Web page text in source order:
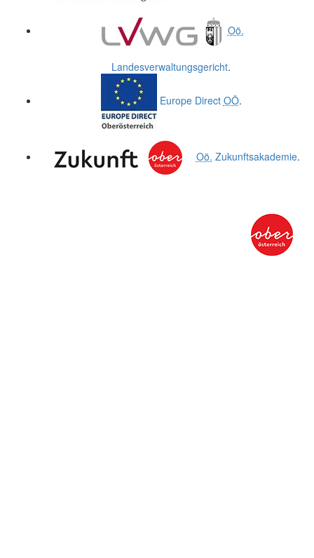
Oö.
Landesverwaltungsgericht.
Europe Direct OÖ.
Oö. Zukunftsakademie.